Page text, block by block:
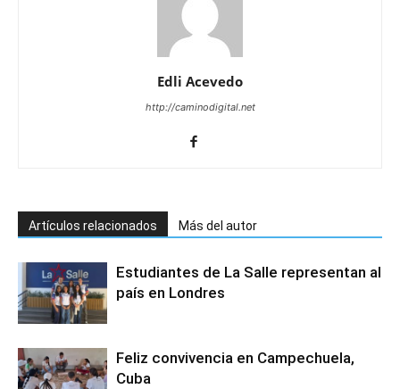
Edli Acevedo
http://caminodigital.net
Artículos relacionados Más del autor
Estudiantes de La Salle representan al
país en Londres
Feliz convivencia en Campechuela,
Cuba